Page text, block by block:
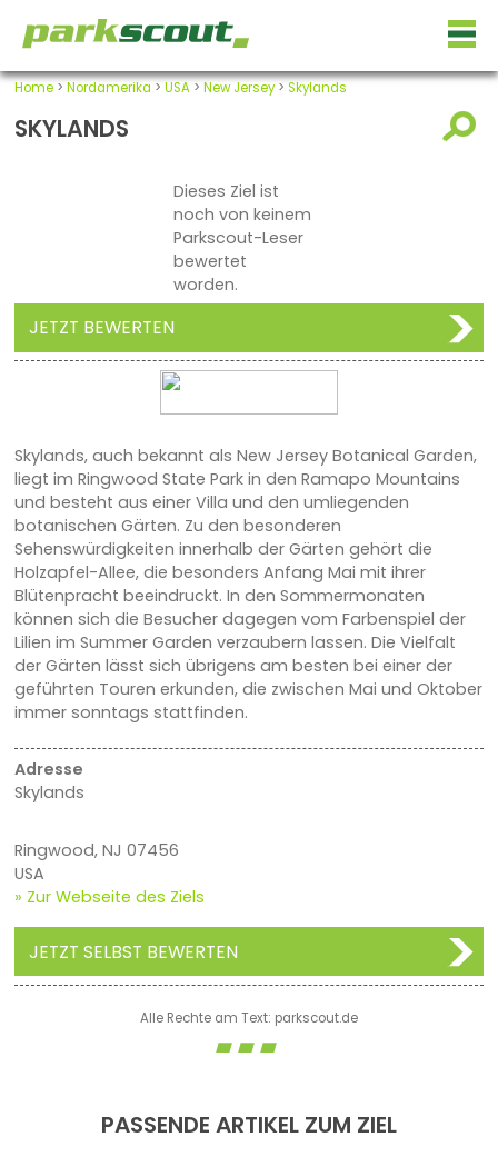
Home> Nordamerika > USA> New Jersey> Skylands
SKYLANDS
Dieses Ziel ist
noch von keinem
Parkscout-Leser
bewertet
worden.
JETZT BEWERTEN
Skylands, auch bekannt als New Jersey Botanical Garden,
liegt im Ringwood State Park in den Ramapo Mountains
und besteht aus einer Villa und den umliegenden
botanischen Gärten. Zu den besonderen
Sehenswürdigkeiten innerhalb der Gärten gehört die
Holzapfel-Allee, die besonders Anfang Mai mit ihrer
Blütenpracht beeindruckt. In den Sommermonaten
können sich die Besucher dagegen vom Farbenspiel der
Lilien im Summer Garden verzaubern lassen. Die Vielfalt
der Gärten lässt sich übrigens am besten bei einer der
geführten Touren erkunden, die zwischen Mai und Oktober
immer sonntags stattfinden.
Adresse
Skylands
Ringwood, NJ 07456
USA
» Zur Webseite des Ziels
JETZT SELBST BEWERTEN
Alle Rechte am Text: parkscout.de
PASSENDE ARTIKEL ZUM ZIEL